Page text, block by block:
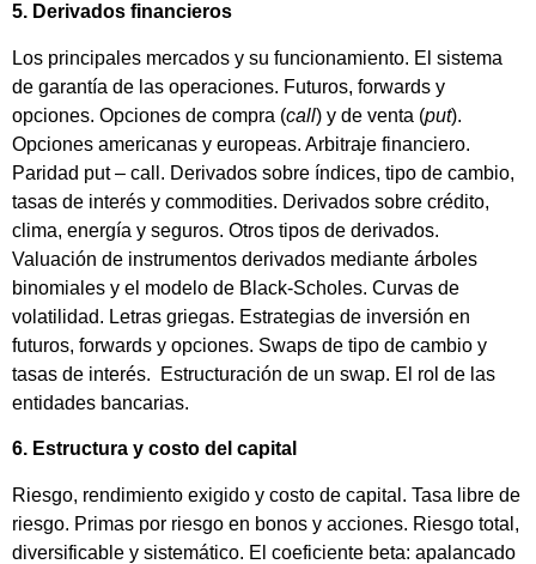
5. Derivados financieros
Los principales mercados y su funcionamiento. El sistema
de garantía de las operaciones. Futuros, forwards y
opciones. Opciones de compra (call) y de venta (put).
Opciones americanas y europeas. Arbitraje financiero.
Paridad put – call. Derivados sobre índices, tipo de cambio,
tasas de interés y commodities. Derivados sobre crédito,
clima, energía y seguros. Otros tipos de derivados.
Valuación de instrumentos derivados mediante árboles
binomiales y el modelo de Black-Scholes. Curvas de
volatilidad. Letras griegas. Estrategias de inversión en
futuros, forwards y opciones. Swaps de tipo de cambio y
tasas de interés. Estructuración de un swap. El rol de las
entidades bancarias.
6. Estructura y costo del capital
Riesgo, rendimiento exigido y costo de capital. Tasa libre de
riesgo. Primas por riesgo en bonos y acciones. Riesgo total,
diversificable y sistemático. El coeficiente beta: apalancado